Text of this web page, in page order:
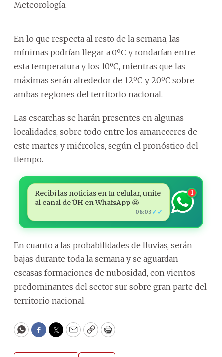
Meteorología.
En lo que respecta al resto de la semana, las
mínimas podrían llegar a 0ºC y rondarían entre
esta temperatura y los 10ºC, mientras que las
máximas serán alrededor de 12ºC y 20ºC sobre
ambas regiones del territorio nacional.
Las escarchas se harán presentes en algunas
localidades, sobre todo entre los amaneceres de
este martes y miércoles, según el pronóstico del
tiempo.
Recibí las noticias en tu celular, unite
al canal de ÚH en WhatsApp 🤩
08:03 ✓✓
1
En cuanto a las probabilidades de lluvias, serán
bajas durante toda la semana y se aguardan
escasas formaciones de nubosidad, con vientos
predominantes del sector sur sobre gran parte del
territorio nacional.
WhatsApp
Facebook
Twitter
EmailCopyPrint